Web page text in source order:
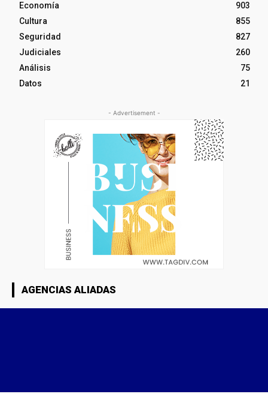
Economía
903
Cultura
855
Seguridad
827
Judiciales
260
Análisis
75
Datos
21
- Advertisement -
AGENCIAS ALIADAS